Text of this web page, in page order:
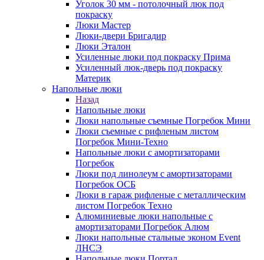
Уголок 30 мм - потолочный люк под
покраску
Люки Мастер
Люки-двери Бригадир
Люки Эталон
Усиленные люки под покраску Прима
Усиленный люк-дверь под покраску
Материк
Напольные люки
Назад
Напольные люки
Люки напольные съемные Погребок Мини
Люки съемные с рифленым листом
Погребок Мини-Техно
Напольные люки с амортизаторами
Погребок
Люки под линолеум с амортизаторами
Погребок ОСБ
Люки в гараж рифленые с металлическим
листом Погребок Техно
Алюминиевые люки напольные с
амортизаторами Погребок Алюм
Люки напольные стальные эконом Event
ЛНСЭ